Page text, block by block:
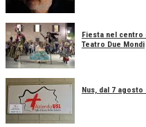
Fiesta nel
Teatro Due Mondi
Nus, dal 7